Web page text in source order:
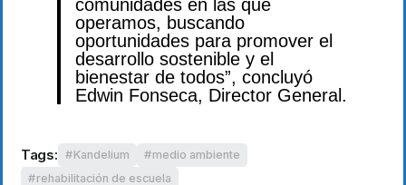
comunidades en las que
operamos, buscando
oportunidades para promover el
desarrollo sostenible y el
bienestar de todos”, concluyó
Edwin Fonseca, Director General.
Tags: Kandelium
medio ambiente
rehabilitación de escuela